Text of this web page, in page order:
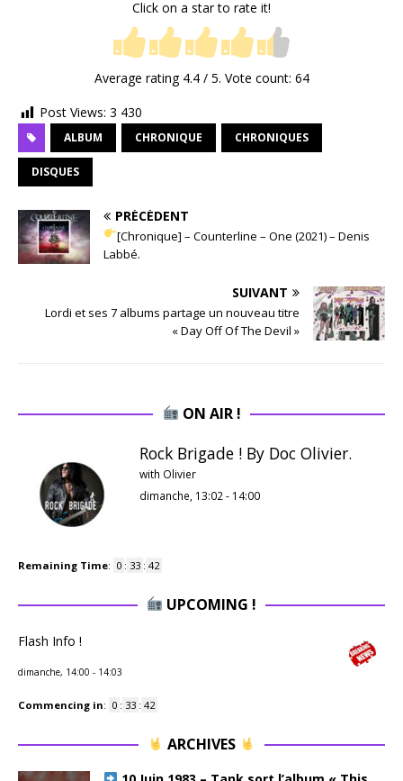
Click on a star to rate it!
Average rating 4.4/ 5. Vote count: 64
Post Views: 3 430
ALBUM CHRONIQUE CHRONIQUES
DISQUES
PRÉCÉDENT
[Chronique] – Counterline – One (2021) – Denis
Labbé.
SUIVANT
Lordi et ses 7 albums partage un nouveau titre
« Day Off Of The Devil »
ON AIR !
Rock Brigade ! By Doc Olivier.
with Olivier
dimanche, 13:02 - 14:00
Remaining Time: 0 : 33 : 41
UPCOMING !
Flash Info !
dimanche, 14:00 - 14:03
Commencing in: 0 : 33 : 41
ARCHIVES